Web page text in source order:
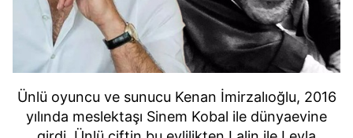
Ünlü oyuncu ve sunucu Kenan İmirzalıoğlu, 2016
yılında meslektaşı Sinem Kobal ile dünyaevine